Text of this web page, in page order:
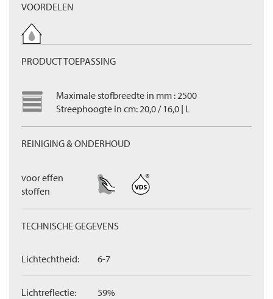
VOORDELEN
PRODUCT TOEPASSING
Maximale stofbreedte in mm : 2500
Streephoogte in cm: 20,0 / 16,0 | L
REINIGING & ONDERHOUD
voor effen
stoffen
TECHNISCHE GEGEVENS
Lichtechtheid: 6-7
Lichtreflectie: 59%